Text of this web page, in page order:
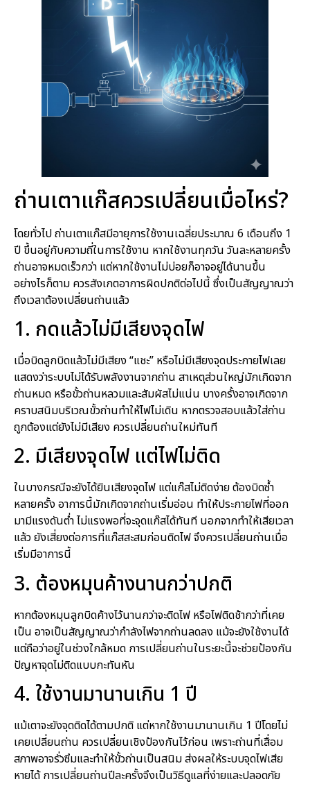
ถ่านเตาแก๊สควรเปลี่ยนเมื่อไหร่?
โดยทั่วไป ถ่านเตาแก๊สมีอายุการใช้งานเฉลี่ยประมาณ 6 เดือนถึง 1
ปี ขึ้นอยู่กับความถี่ในการใช้งาน หากใช้งานทุกวัน วันละหลายครั้ง
ถ่านอาจหมดเร็วกว่า แต่หากใช้งานไม่บ่อยก็อาจอยู่ได้นานขึ้น
อย่างไรก็ตาม ควรสังเกตอาการผิดปกติต่อไปนี้ ซึ่งเป็นสัญญาณว่า
ถึงเวลาต้องเปลี่ยนถ่านแล้ว
1. กดแล้วไม่มีเสียงจุดไฟ
เมื่อบิดลูกบิดแล้วไม่มีเสียง “แชะ” หรือไม่มีเสียงจุดประกายไฟเลย
แสดงว่าระบบไม่ได้รับพลังงานจากถ่าน สาเหตุส่วนใหญ่มักเกิดจาก
ถ่านหมด หรือขั้วถ่านหลวมและสัมผัสไม่แน่น บางครั้งอาจเกิดจาก
คราบสนิมบริเวณขั้วถ่านทำให้ไฟไม่เดิน หากตรวจสอบแล้วใส่ถ่าน
ถูกต้องแต่ยังไม่มีเสียง ควรเปลี่ยนถ่านใหม่ทันที
2. มีเสียงจุดไฟ แต่ไฟไม่ติด
ในบางกรณีจะยังได้ยินเสียงจุดไฟ แต่แก๊สไม่ติดง่าย ต้องบิดซ้ำ
หลายครั้ง อาการนี้มักเกิดจากถ่านเริ่มอ่อน ทำให้ประกายไฟที่ออก
มามีแรงดันต่ำ ไม่แรงพอที่จะจุดแก๊สได้ทันที นอกจากทำให้เสียเวลา
แล้ว ยังเสี่ยงต่อการที่แก๊สสะสมก่อนติดไฟ จึงควรเปลี่ยนถ่านเมื่อ
เริ่มมีอาการนี้
3. ต้องหมุนค้างนานกว่าปกติ
หากต้องหมุนลูกบิดค้างไว้นานกว่าจะติดไฟ หรือไฟติดช้ากว่าที่เคย
เป็น อาจเป็นสัญญาณว่ากำลังไฟจากถ่านลดลง แม้จะยังใช้งานได้
แต่ถือว่าอยู่ในช่วงใกล้หมด การเปลี่ยนถ่านในระยะนี้จะช่วยป้องกัน
ปัญหาจุดไม่ติดแบบกะทันหัน
4. ใช้งานมานานเกิน 1 ปี
แม้เตาจะยังจุดติดได้ตามปกติ แต่หากใช้งานมานานเกิน 1 ปีโดยไม่
เคยเปลี่ยนถ่าน ควรเปลี่ยนเชิงป้องกันไว้ก่อน เพราะถ่านที่เสื่อม
สภาพอาจรั่วซึมและทำให้ขั้วถ่านเป็นสนิม ส่งผลให้ระบบจุดไฟเสีย
หายได้ การเปลี่ยนถ่านปีละครั้งจึงเป็นวิธีดูแลที่ง่ายและปลอดภัย